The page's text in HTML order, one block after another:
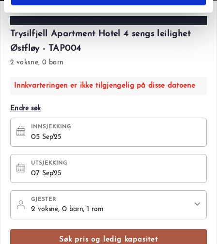
Trysilfjell Apartment Hotel 4 sengs leilighet
Østfløy - TAP004
2 voksne, 0 barn
Innkvarteringen er ikke tilgjengelig på disse datoene
Endre søk
INNSJEKKING
05 Sep'25
UTSJEKKING
07 Sep'25
GJESTER
2 voksne, 0 barn, 1 rom
Søk pris og ledig kapasitet